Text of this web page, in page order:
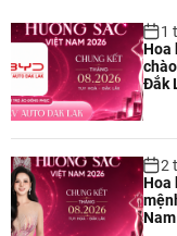
1
Hoa
Đắk
2
Hoa